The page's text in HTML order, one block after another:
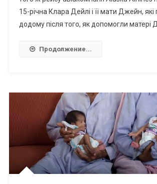
15-річна Клара Дейлі і її мати Джейн,
додому після того, як допомогли матері
Продолжение...